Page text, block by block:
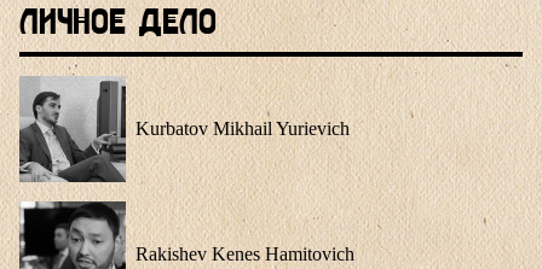
Личное Дело
Kurbatov Mikhail Yurievich
Rakishev Kenes Hamitovich